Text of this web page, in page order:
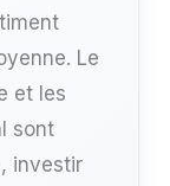
Le
et les
sont
investir